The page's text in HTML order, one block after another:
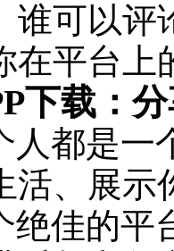
谁可以评
在平台上
下载：
人都是一
活、展示
绝佳的平